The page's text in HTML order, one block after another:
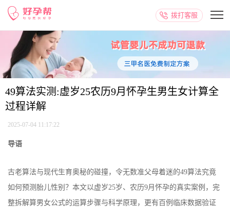
拨打客服
49算法实测:虚岁25农历9月怀孕生男生女计算全
过程详解
2025-07-04 11:17:22
导语
古老算法与现代生育奥秘的碰撞，令无数准父母着迷的49算法究竟
如何预测胎儿性别？本文以虚岁25岁、农历9月怀孕的真实案例，完
整拆解算男女公式的运算步骤与科学原理，更有百例临床数据验证